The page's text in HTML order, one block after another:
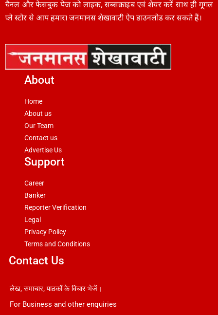
चैनल और फेसबुक पेज को लाइक, सब्सक्राइब एवं शेयर करें साथ ही गूगल
प्ले स्टोर से आप हमारा जनमानस शेखावाटी ऐप डाउनलोड कर सकते हैं।
About
Home
About us
Our Team
Contact us
Advertise Us
Support
Career
Banker
Reporter Verification
Legal
Privacy Policy
Terms and Conditions
Contact Us
लेख, समाचार, पाठकों के विचार भेजें।
For Business and other enquiries